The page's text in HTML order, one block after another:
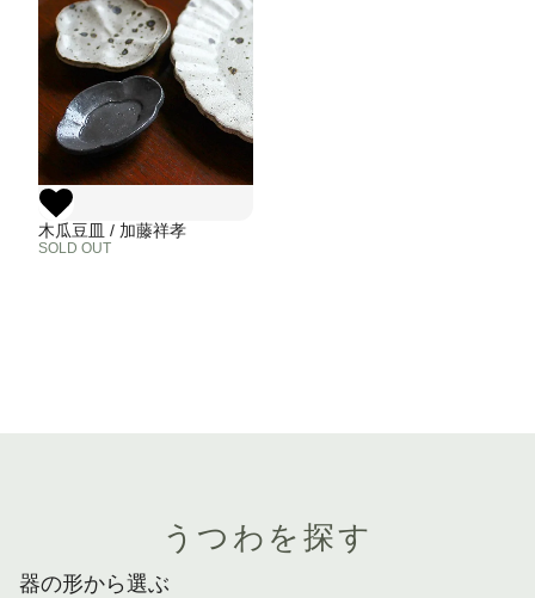
木瓜豆皿 / 加藤祥孝
SOLD OUT
うつわを探す
器の形から選ぶ